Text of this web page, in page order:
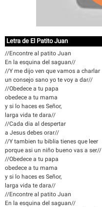
Letra de El Patito Juan
//Encontre al patito Juan
En la esquina del saguan//
//Y me dijo ven que vamos a charlar
un consejo sano yo te voy a dar//
//Obedece a tu papa
obedece a tu mama
y si lo haces es Señor,
larga vida te dara//
//Cada dia al despertar
a Jesus debes orar//
//Y tambien tu biblia tienes que leer
porque asi un niño bueno vas a ser//
//Obedece a tu papa
obedece a tu mama
y si lo haces es Señor,
larga vida te dara//
//Encontre al patito Juan
En la esquina del saguan//